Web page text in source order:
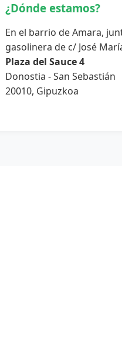
¿Dónde estamos?
En el barrio de Amara,
gasolinera de c/ José
Plaza del Sauce 4
Donostia - San Sebastián
20010, Gipuzkoa